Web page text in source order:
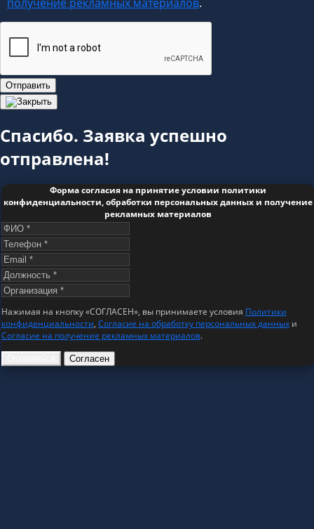
Отправить
Спасибо. Заявка успешно
отправлена!
Форма согласия на принятие условии политики
конфиденциальности, обработки персональных данных и получение
рекламных материалов
Нажимая на кнопку «СОГЛАСЕН», вы принимаете условия Политики
конфиденциальности, Согласие на обработку персональных данныхи
Согласие на получение рекламных материалов.
Согласен